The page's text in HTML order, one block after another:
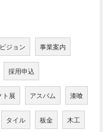
ビジョン 事業案内
採用申込
ト展 アスパム 漆喰
タイル 板金 木工